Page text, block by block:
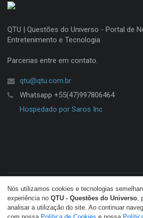
Nós utilizamos cookies e tecnologias
experiência no QTU - Questões do Universo,
analisar a utilização do site. Ao continuar
QTU | Questões do Universo - Portal de
Entretenimento e Tecnologia
Parcerias entre em contato.
qtu@qtu.com.br
Whatsapp +55(47)997806464
Hospedado por Saros Inc
© Copyright 2026 QTU. Todos os